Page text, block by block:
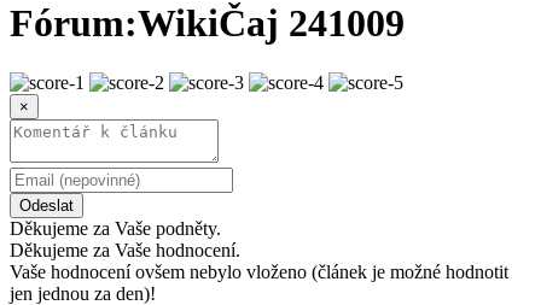
Fórum:WikiČaj 241009
×
Odeslat
Děkujeme za Vaše podněty.
Děkujeme za Vaše hodnocení.
Vaše hodnocení ovšem nebylo vloženo (článek je možné hodnotit
jen jednou za den)!